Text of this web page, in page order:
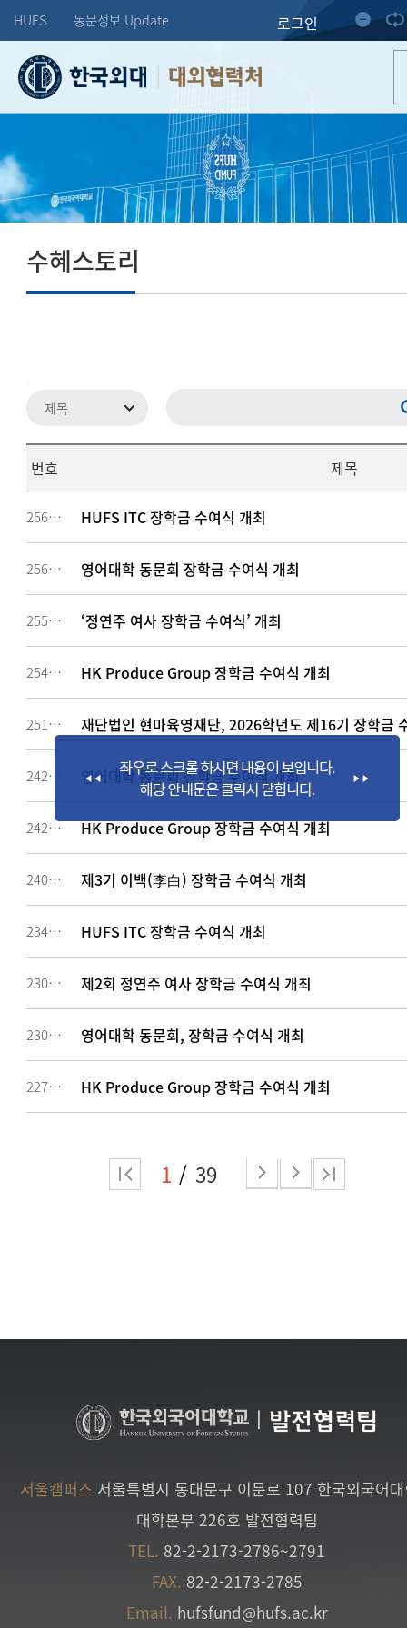
HUFS 동문정보 Update 로그인
대외협력처
수혜스토리
번호 제목
256594 HUFS ITC 장학금 수여식 개최
256293 영어대학 동문회 장학금 수여식 개최
255527 ‘정연주 여사 장학금 수여식’ 개최
254480 HK Produce Group 장학금 수여식 개최
251044 재단법인 현마육영재단, 2026학년도 제16기 장학금
242033 영어대학 동문회 장학금 수여식 개최
242019 HK Produce Group 장학금 수여식 개최
240805 제3기 이백(李白) 장학금 수여식 개최
234183 HUFS ITC 장학금 수여식 개최
230480 제2회 정연주 여사 장학금 수여식 개최
230479 영어대학 동문회, 장학금 수여식 개최
227129 HK Produce Group 장학금 수여식 개최
1 39
발전협력팀
서울캠퍼스 서울특별시 동대문구 이문로 107 한국외국어
대학본부 226호 발전협력팀
TEL. 82-2-2173-2786~2791
FAX. 82-2-2173-2785
Email. hufsfund@hufs.ac.kr